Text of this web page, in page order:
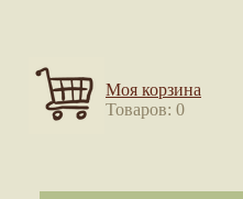
Моя корзина
Товаров: 0